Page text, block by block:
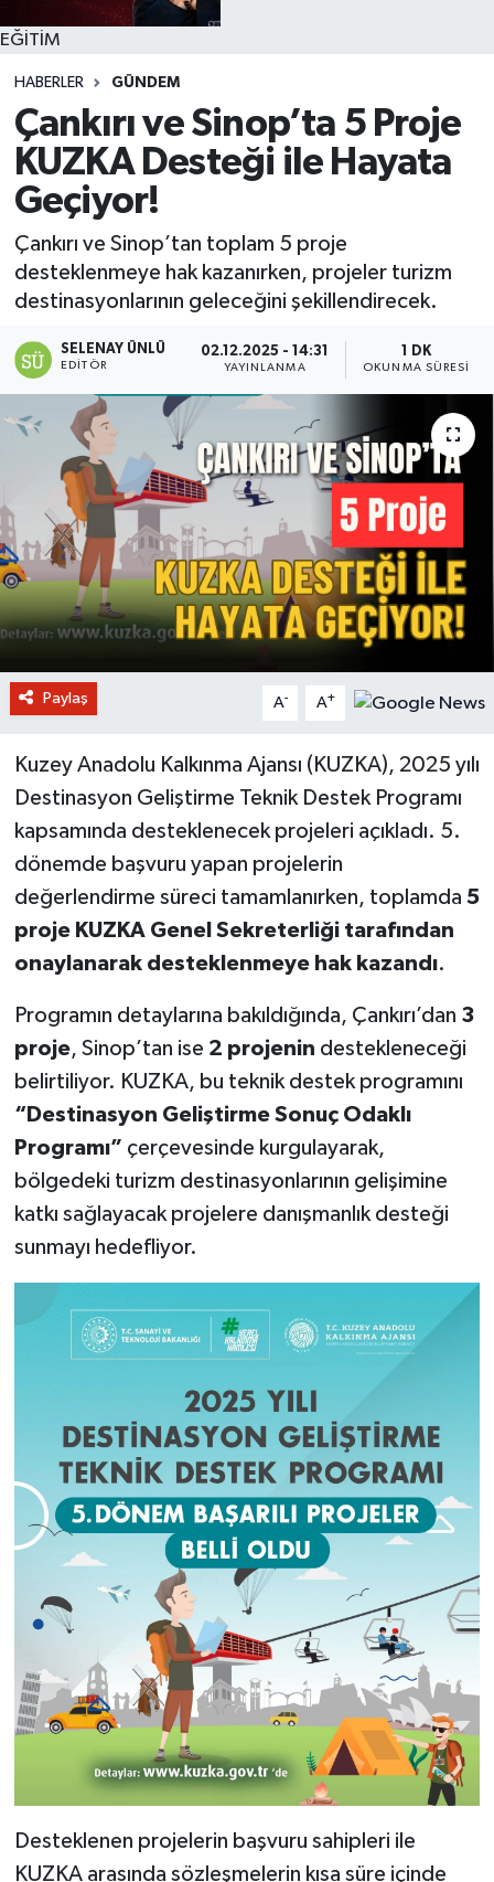
EĞİTİM
HABERLER GÜNDEM
Çankırı ve Sinop’ta 5 Proje
KUZKA Desteği ile Hayata
Geçiyor!
Çankırı ve Sinop’tan toplam 5 proje
desteklenmeye hak kazanırken, projeler turizm
destinasyonlarının geleceğini şekillendirecek.
SELENAY ÜNLÜ
EDITÖR
02.12.2025 - 14:31
YAYINLANMA
1 DK
OKUNMA SÜRESI
Paylaş A- A+
Kuzey Anadolu Kalkınma Ajansı (KUZKA), 2025 yılı
Destinasyon Geliştirme Teknik Destek Programı
kapsamında desteklenecek projeleri açıkladı. 5.
dönemde başvuru yapan projelerin
değerlendirme süreci tamamlanırken, toplamda 5
proje KUZKA Genel Sekreterliği tarafından
onaylanarak desteklenmeye hak kazandı.
Programın detaylarına bakıldığında, Çankırı’dan 3
proje, Sinop’tan ise 2 projenin destekleneceği
belirtiliyor. KUZKA, bu teknik destek programını
“Destinasyon Geliştirme Sonuç Odaklı
Programı” çerçevesinde kurgulayarak,
bölgedeki turizm destinasyonlarının gelişimine
katkı sağlayacak projelere danışmanlık desteği
sunmayı hedefliyor.
Desteklenen projelerin başvuru sahipleri ile
KUZKA arasında sözleşmelerin kısa süre içinde